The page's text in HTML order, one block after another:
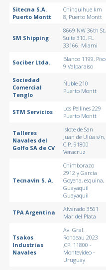
Sitecna S.A.
Puerto Montt
Chinquihue km
8, Puerto Montt
SM Shipping
8669 NW 36th St,
Suite 310, FL
33166. Miami
Sociber Ltda.
Blanco 1199, Piso
9 Valparaíso
Sociedad
Comercial
Tenglo
Ñuble 210
Puerto Montt
STM Servicios
Los Pellines 229
Puerto Montt
Talleres
Navales del
Golfo SA de CV
Islote de San
Juan de Ulúa s/n,
C.P. 91800
Veracruz
Tecnavin S. A.
Chimborazo
2912 y García
Goyena, esquina,
Guayaquil
Guayaquil
TPA Argentina
Alvarado 3561
Mar del Plata
Tsakos
Industrias
Navales
Av. Gral.
Rondeau 2023
,CP: 11800 -
Montevideo -
Uruguay